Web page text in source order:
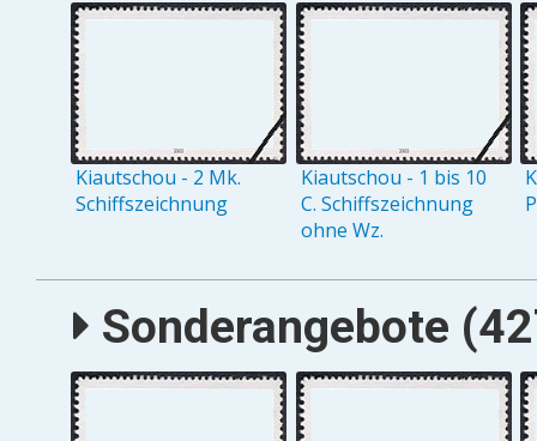
Kiautschou - 2 Mk.
Schiffszeichnung
Kiautschou - 1 bis 10
C. Schiffszeichnung
ohne Wz.
Sonderangebote